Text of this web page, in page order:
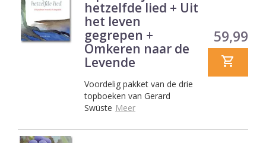
hetzelfde lied + Uit
het leven
gegrepen +
Omkeren naar de
Levende
Voordelig pakket van de drie
topboeken van Gerard
Swüste Meer
Prijs
59,99